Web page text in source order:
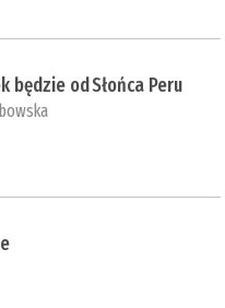
będzie od Słońca Peru